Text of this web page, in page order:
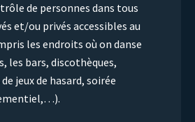
de personnes dans tous
et/ou privés accessibles au
les endroits où on danse
les bars, discothèques,
jeux de hasard, soirée